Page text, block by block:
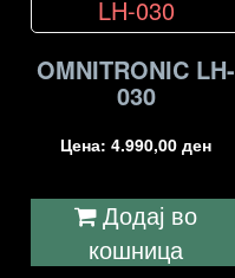
OMNITRONIC LH-
030
Цена:4.990,00ден
Додај во
кошница